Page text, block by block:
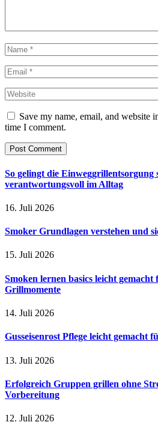
Save my name, email, and website
time I comment.
So gelingt die Einweggrillentsorgung
verantwortungsvoll im Alltag
16. Juli 2026
Smoker Grundlagen verstehen und
15. Juli 2026
Smoken lernen basics leicht gemacht
Grillmomente
14. Juli 2026
Gusseisenrost Pflege leicht gemacht
13. Juli 2026
Erfolgreich Gruppen grillen ohne
Vorbereitung
12. Juli 2026